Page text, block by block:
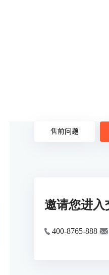
售前问题
邀请您进入
400-8765-888